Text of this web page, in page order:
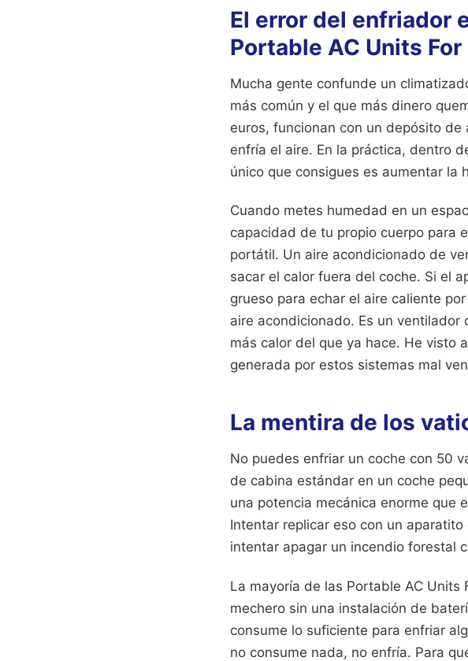
El error del enfriador
Portable AC Units For
Mucha gente confunde un
más común y el que más dinero
euros, funcionan con un depósito
enfría el aire. En la práctica, dentro
único que consigues es aumentar la
Cuando metes humedad en un
capacidad de tu propio cuerpo para
portátil. Un aire acondicionado de
sacar el calor fuera del coche. Si el
grueso para echar el aire caliente
aire acondicionado. Es un
más calor del que ya hace. He visto
generada por estos sistemas mal
La mentira de los
No puedes enfriar un coche con 50
de cabina estándar en un coche
una potencia mecánica enorme que
Intentar replicar eso con un
intentar apagar un incendio forestal
La mayoría de las Portable AC
mechero sin una instalación de
consume lo suficiente para enfriar
no consume nada, no enfría. Para